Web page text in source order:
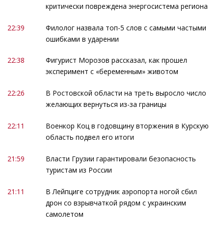
критически повреждена энергосистема региона
22:39
Филолог назвала топ-5 слов с самыми частыми
ошибками в ударении
22:38
Фигурист Морозов рассказал, как прошел
эксперимент с «беременным» животом
22:26
В Ростовской области на треть выросло число
желающих вернуться из-за границы
22:11
Военкор Коц в годовщину вторжения в Курскую
область подвел его итоги
21:59
Власти Грузии гарантировали безопасность
туристам из России
21:11
В Лейпциге сотрудник аэропорта ногой сбил
дрон со взрывчаткой рядом с украинским
самолетом